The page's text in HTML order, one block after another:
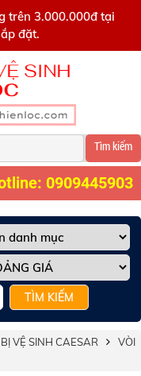
trên 3.000.000đ tại
đặt.
Tìm kiếm
0909445903
TÌM KIẾM
VỆ SINH CAESAR
VÒI